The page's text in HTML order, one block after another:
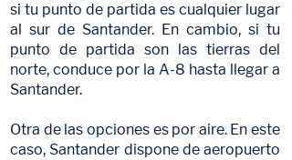
si tu punto de partida es cualquier lugar
al sur de Santander. En cambio, si tu
punto de partida son las tierras del
norte, conduce por la A-8 hasta llegar a
Santander.
Otra de las opciones es por aire. En este
caso, Santander dispone de aeropuerto